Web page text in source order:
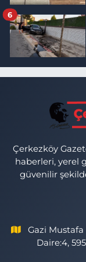
6
Çerkezköy
haberleri, yerel
güvenilir
Gazi
Daire:4,